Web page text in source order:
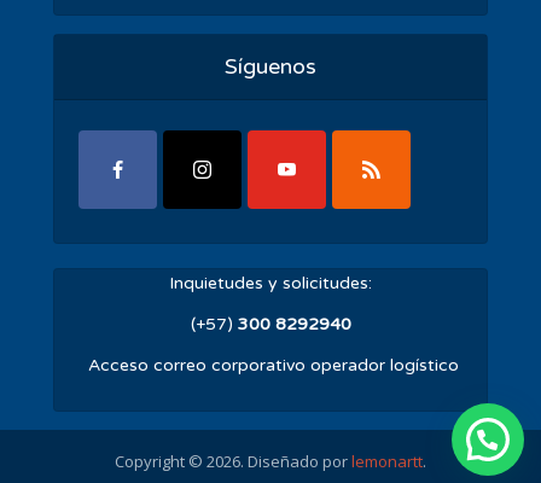
Síguenos
Inquietudes y solicitudes:
(+57) 300 8292940
Acceso correo corporativo operador logístico
Copyright © 2026. Diseñado porlemonartt.